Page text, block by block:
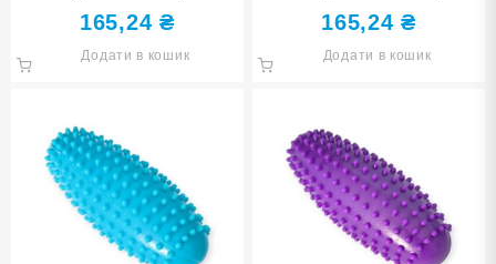
LY01-grey
165,24 ₴
Додати в кошик
YJ-LY01 black
165,24₴
Додати в кошик